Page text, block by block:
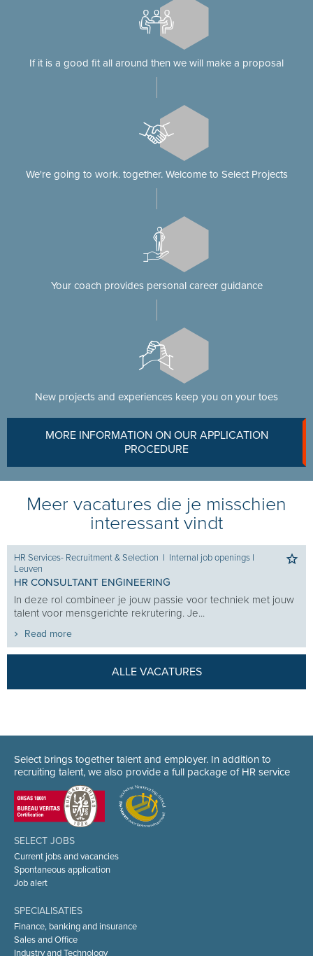
If it is a good fit all around then we will make a proposal
We're going to work. together. Welcome to Select Projects
Your coach provides personal career guidance
New projects and experiences keep you on your toes
MORE INFORMATION ON OUR APPLICATION
PROCEDURE
Meer vacatures die je misschien
interessant vindt
HR Services- Recruitment & Selection I Internal job openings I
Leuven
HR CONSULTANT ENGINEERING
In deze rol combineer je jouw passie voor techniek met jouw
talent voor mensgerichte rekrutering. Je...
Read more
ALLE VACATURES
Select brings together talent and employer. In addition to
recruiting talent, we also provide a full package of HR service
SELECT JOBS
Current jobs and vacancies
Spontaneous application
Job alert
SPECIALISATIES
Finance, banking and insurance
Sales and Office
Industry and Technology